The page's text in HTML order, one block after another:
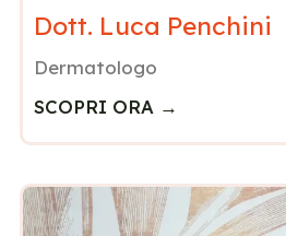
Dott. Luca Penchini
Dermatologo
SCOPRI ORA →